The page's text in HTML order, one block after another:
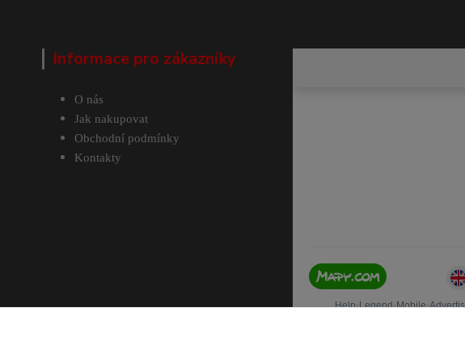
Informace pro zákazníky
O nás
Jak nakupovat
Obchodní podmínky
Kontakty